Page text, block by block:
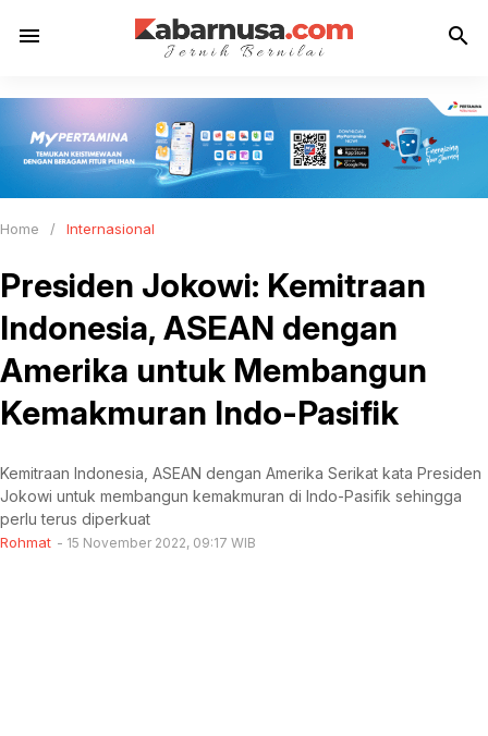
menu search
Home / Internasional
Presiden Jokowi: Kemitraan
Indonesia, ASEAN dengan
Amerika untuk Membangun
Kemakmuran Indo-Pasifik
Kemitraan Indonesia, ASEAN dengan Amerika Serikat kata Presiden
Jokowi untuk membangun kemakmuran di Indo-Pasifik sehingga
perlu terus diperkuat
Rohmat 15 November 2022, 09:17 WIB